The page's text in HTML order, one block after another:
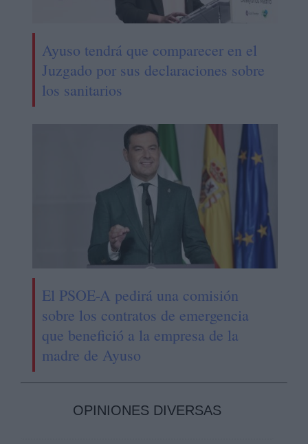
Ayuso tendrá que comparecer en el
Juzgado por sus declaraciones sobre
los sanitarios
El PSOE-A pedirá una comisión
sobre los contratos de emergencia
que benefició a la empresa de la
madre de Ayuso
OPINIONES DIVERSAS